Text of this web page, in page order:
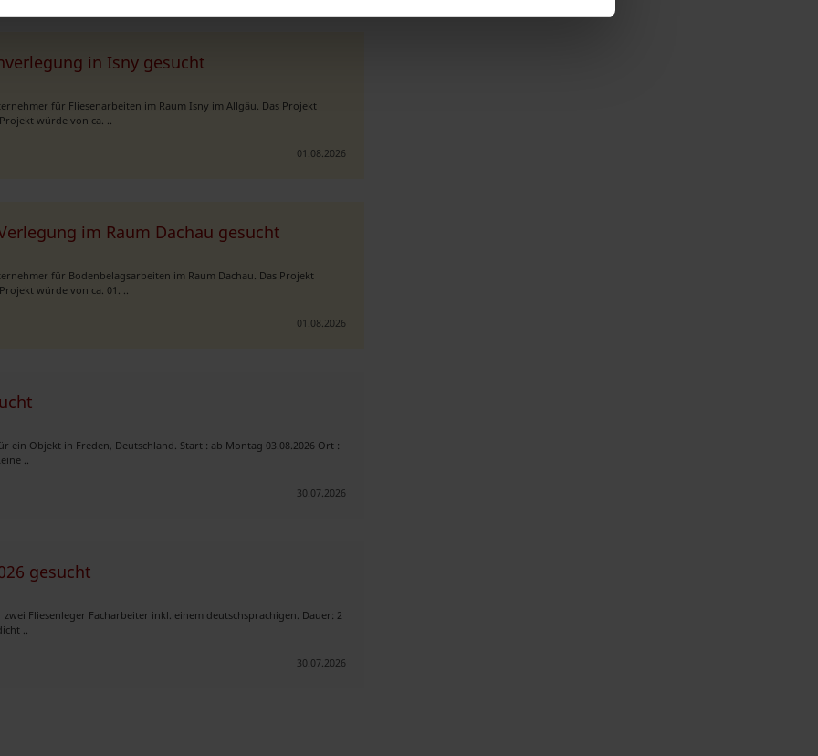
in Isny gesucht
für Fliesenarbeiten im Raum Isny im Allgäu. Das Projekt
würde von ca. ..
01.08.2026
im Raum Dachau gesucht
für Bodenbelagsarbeiten im Raum Dachau. Das Projekt
würde von ca. 01. ..
01.08.2026
ein Objekt in Freden, Deutschland. Start : ab Montag 03.08.2026 Ort :
..
30.07.2026
gesucht
Fliesenleger Facharbeiter inkl. einem deutschsprachigen. Dauer: 2
..
30.07.2026